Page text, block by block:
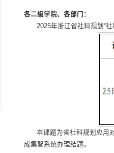
各二级学院、各部门：
2025年浙江省社科规划“
本课题为省社科规划应用
成集智系统办理结题。